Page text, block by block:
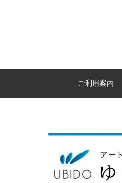
ご利用案内